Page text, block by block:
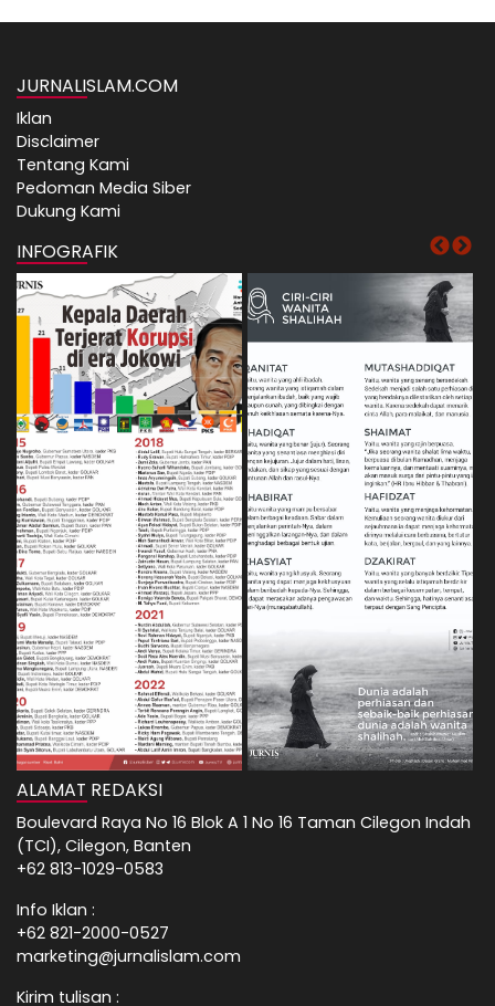
JURNALISLAM.COM
Iklan
Disclaimer
Tentang Kami
Pedoman Media Siber
Dukung Kami
INFOGRAFIK
ALAMAT REDAKSI
Boulevard Raya No 16 Blok A 1 No 16 Taman Cilegon Indah
(TCI), Cilegon, Banten
+62 813-1029-0583
Info Iklan :
+62 821-2000-0527
marketing@jurnalislam.com
Kirim tulisan :